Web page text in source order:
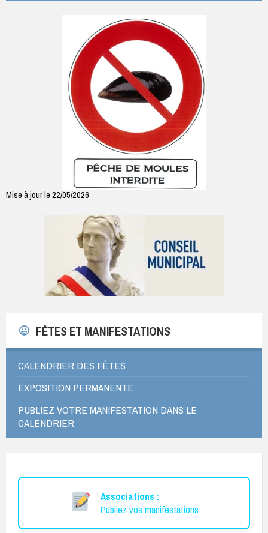
Mise à jour le 22/05/2026
FÊTES ET MANIFESTATIONS
CALENDRIER DES FÊTES
EXPOSITION PERMANENTE
PUBLIEZ VOTRE MANIFESTATION DANS LE
CALENDRIER
Associations :
Publiez vos manifestations